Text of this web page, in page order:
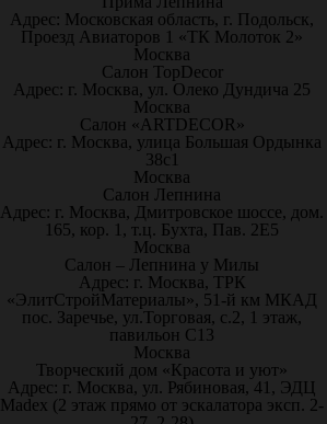
Адрес: Московская область, г. Подольск,
Проезд Авиаторов 1 «ТК Молоток 2»
Москва
Салон TopDecor
Адрес: г. Москва, ул. Олеко Дундича 25
Москва
Салон «ARTDECOR»
Адрес: г. Москва, улица Большая Ордынка
38с1
Москва
Салон Лепнина
Адрес: г. Москва, Дмитровское шоссе, дом.
165, кор. 1, т.ц. Бухта, Пав. 2Е5
Москва
Салон – Лепнина у Милы
Адрес: г. Москва, ТРК
«ЭлитСтройМатериалы», 51-й км МКАД
пос. Заречье, ул.Торговая, с.2, 1 этаж,
павильон С13
Москва
Творческий дом «Красота и уют»
Адрес: г. Москва, ул. Рябиновая, 41, ЭДЦ
Madex (2 этаж прямо от эскалатора эксп. 2-